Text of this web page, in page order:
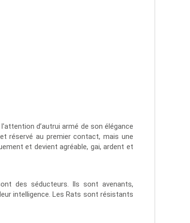
d’autrui armé de son élégance
réservé au premier contact, mais une
et devient agréable, gai, ardent et
des séducteurs. Ils sont avenants,
intelligence. Les Rats sont résistants